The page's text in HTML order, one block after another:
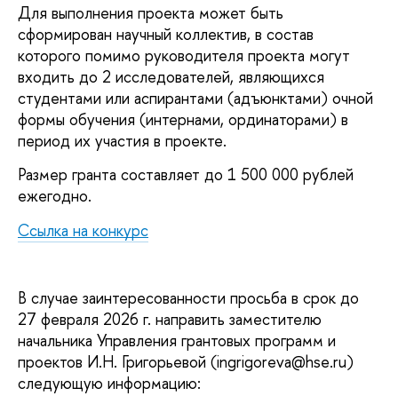
Для выполнения проекта может быть
сформирован научный коллектив, в состав
которого помимо руководителя проекта могут
входить до 2 исследователей, являющихся
студентами или аспирантами (адъюнктами) очной
формы обучения (интернами, ординаторами) в
период их участия в проекте.
Размер гранта составляет до 1 500 000 рублей
ежегодно.
Ссылка на конкурс
В случае заинтересованности просьба в срок до
27 февраля 2026 г. направить заместителю
начальника Управления грантовых программ и
проектов И.Н. Григорьевой (ingrigoreva@hse.ru)
следующую информацию: